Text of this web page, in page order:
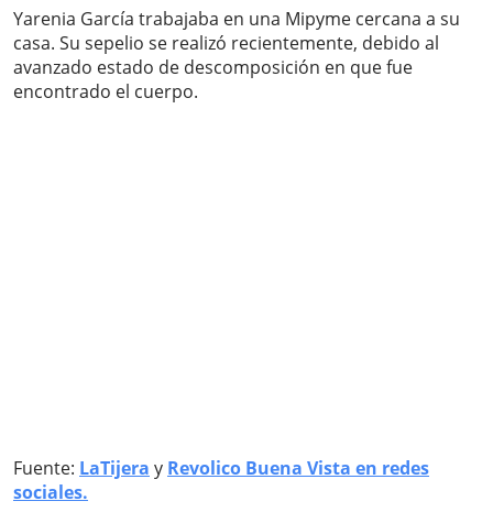
Yarenia García trabajaba en una Mipyme cercana a su
casa. Su sepelio se realizó recientemente, debido al
avanzado estado de descomposición en que fue
encontrado el cuerpo.
Fuente: LaTijera y Revolico Buena Vista en redes
sociales.